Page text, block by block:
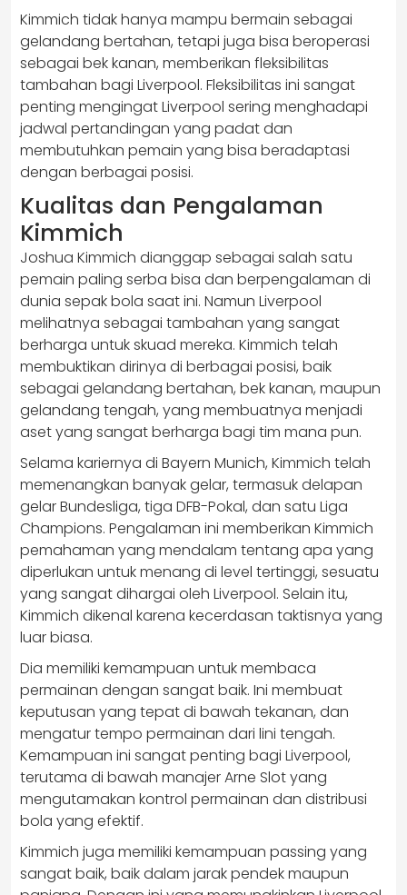
Kimmich tidak hanya mampu bermain sebagai
gelandang bertahan, tetapi juga bisa beroperasi
sebagai bek kanan, memberikan fleksibilitas
tambahan bagi Liverpool. Fleksibilitas ini sangat
penting mengingat Liverpool sering menghadapi
jadwal pertandingan yang padat dan
membutuhkan pemain yang bisa beradaptasi
dengan berbagai posisi.
Kualitas dan Pengalaman
Kimmich
Joshua Kimmich dianggap sebagai salah satu
pemain paling serba bisa dan berpengalaman di
dunia sepak bola saat ini. Namun Liverpool
melihatnya sebagai tambahan yang sangat
berharga untuk skuad mereka. Kimmich telah
membuktikan dirinya di berbagai posisi, baik
sebagai gelandang bertahan, bek kanan, maupun
gelandang tengah, yang membuatnya menjadi
aset yang sangat berharga bagi tim mana pun.
Selama kariernya di Bayern Munich, Kimmich telah
memenangkan banyak gelar, termasuk delapan
gelar Bundesliga, tiga DFB-Pokal, dan satu Liga
Champions. Pengalaman ini memberikan Kimmich
pemahaman yang mendalam tentang apa yang
diperlukan untuk menang di level tertinggi, sesuatu
yang sangat dihargai oleh Liverpool. Selain itu,
Kimmich dikenal karena kecerdasan taktisnya yang
luar biasa.
Dia memiliki kemampuan untuk membaca
permainan dengan sangat baik. Ini membuat
keputusan yang tepat di bawah tekanan, dan
mengatur tempo permainan dari lini tengah.
Kemampuan ini sangat penting bagi Liverpool,
terutama di bawah manajer Arne Slot yang
mengutamakan kontrol permainan dan distribusi
bola yang efektif.
Kimmich juga memiliki kemampuan passing yang
sangat baik, baik dalam jarak pendek maupun